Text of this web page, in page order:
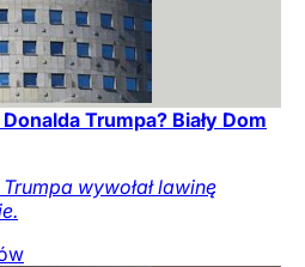
Trumpa? Biały Dom
wywołał lawinę